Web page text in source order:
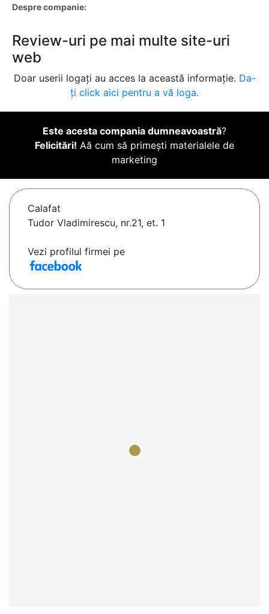
Despre companie:
Review-uri pe mai multe site-uri
web
Doar userii logați au acces la această informație. Da-
ți click aici pentru a vă loga.
Este acesta compania dumneavoastră?
Felicitări! Aă cum să primești materialele de
marketing
Calafat
Tudor Vladimirescu, nr.21, et. 1
Vezi profilul firmei pe